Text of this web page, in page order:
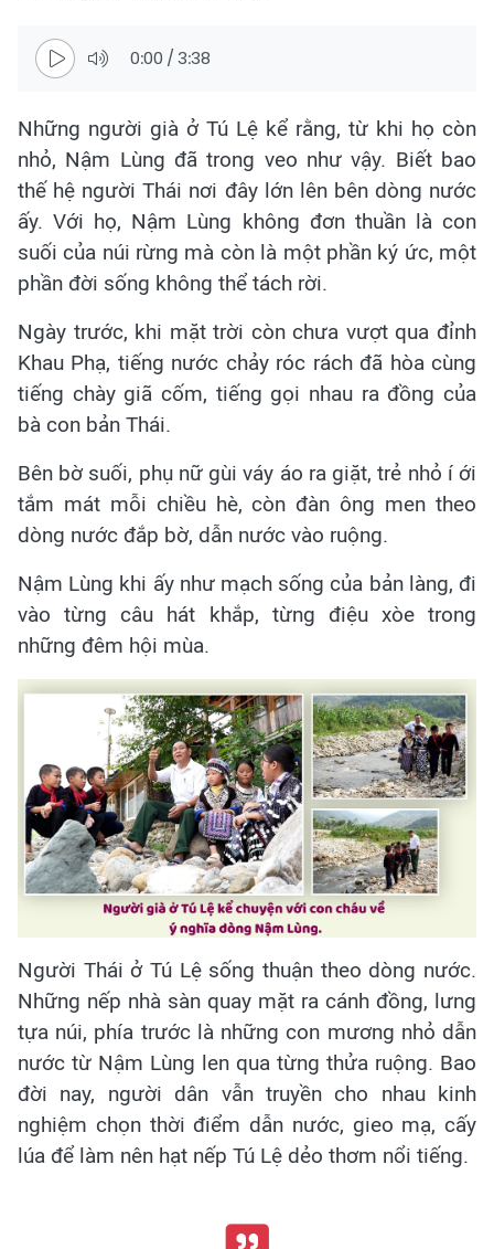
0:00 /3:38
Những người già ở Tú Lệ kể rằng, từ khi họ còn
nhỏ, Nậm Lùng đã trong veo như vậy. Biết bao
thế hệ người Thái nơi đây lớn lên bên dòng nước
ấy. Với họ, Nậm Lùng không đơn thuần là con
suối của núi rừng mà còn là một phần ký ức, một
phần đời sống không thể tách rời.
Ngày trước, khi mặt trời còn chưa vượt qua đỉnh
Khau Phạ, tiếng nước chảy róc rách đã hòa cùng
tiếng chày giã cốm, tiếng gọi nhau ra đồng của
bà con bản Thái.
Bên bờ suối, phụ nữ gùi váy áo ra giặt, trẻ nhỏ í ới
tắm mát mỗi chiều hè, còn đàn ông men theo
dòng nước đắp bờ, dẫn nước vào ruộng.
Nậm Lùng khi ấy như mạch sống của bản làng, đi
vào từng câu hát khắp, từng điệu xòe trong
những đêm hội mùa.
Người Thái ở Tú Lệ sống thuận theo dòng nước.
Những nếp nhà sàn quay mặt ra cánh đồng, lưng
tựa núi, phía trước là những con mương nhỏ dẫn
nước từ Nậm Lùng len qua từng thửa ruộng. Bao
đời nay, người dân vẫn truyền cho nhau kinh
nghiệm chọn thời điểm dẫn nước, gieo mạ, cấy
lúa để làm nên hạt nếp Tú Lệ dẻo thơm nổi tiếng.